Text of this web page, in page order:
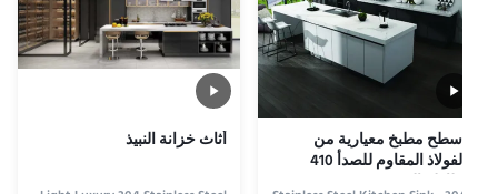
مطبخ معيارية من
الفولاذ المقاوم للصدأ 410
الجزيرة
أثاث خزانة النبيذ